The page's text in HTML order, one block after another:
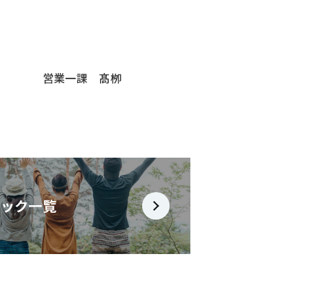
営業一課 髙栁
ク一覧